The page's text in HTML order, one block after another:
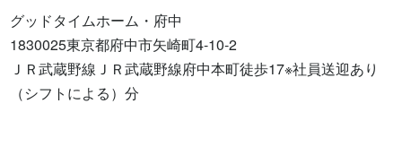
グッドタイムホーム・府中
1830025東京都府中市矢崎町4-10-2
ＪＲ武蔵野線ＪＲ武蔵野線府中本町徒歩17※社員送迎あり
（シフトによる）分